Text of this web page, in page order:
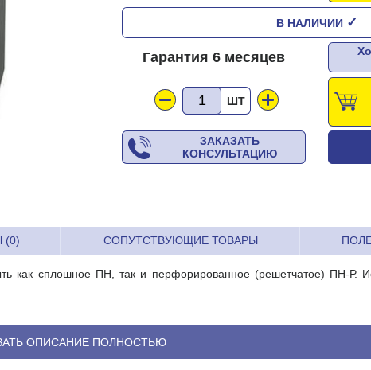
В НАЛИЧИИ ✓
Гарантия 6 месяцев
ШТ
ЗАКАЗАТЬ
КОНСУЛЬТАЦИЮ
(0) СОПУТСТВУЮЩИЕ ТОВАРЫ
как сплошное ПН, так и перфорированное (решетчатое) ПН-Р.
ОПИСАНИЕ ПОЛНОСТЬЮ